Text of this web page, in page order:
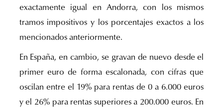
exactamente igual en Andorra, con los mismos
tramos impositivos y los porcentajes exactos a los
mencionados anteriormente.
En España, en cambio, se gravan de nuevo desde el
primer euro de forma escalonada, con cifras que
oscilan entre el 19% para rentas de 0 a 6.000 euros
y el 26% para rentas superiores a 200.000 euros. En